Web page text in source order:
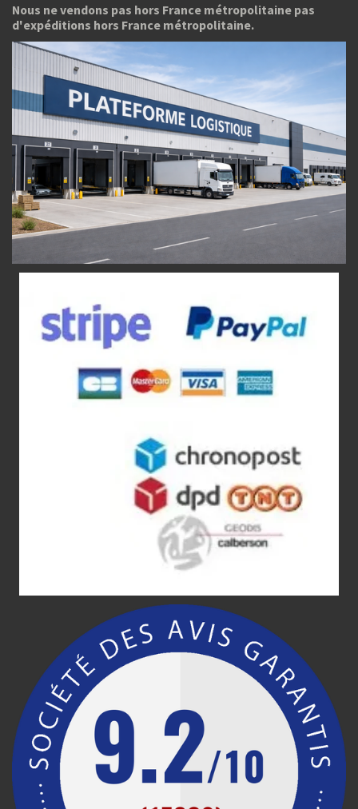
Nous ne vendons pas hors France métropolitaine pas
d'expéditions hors France métropolitaine.